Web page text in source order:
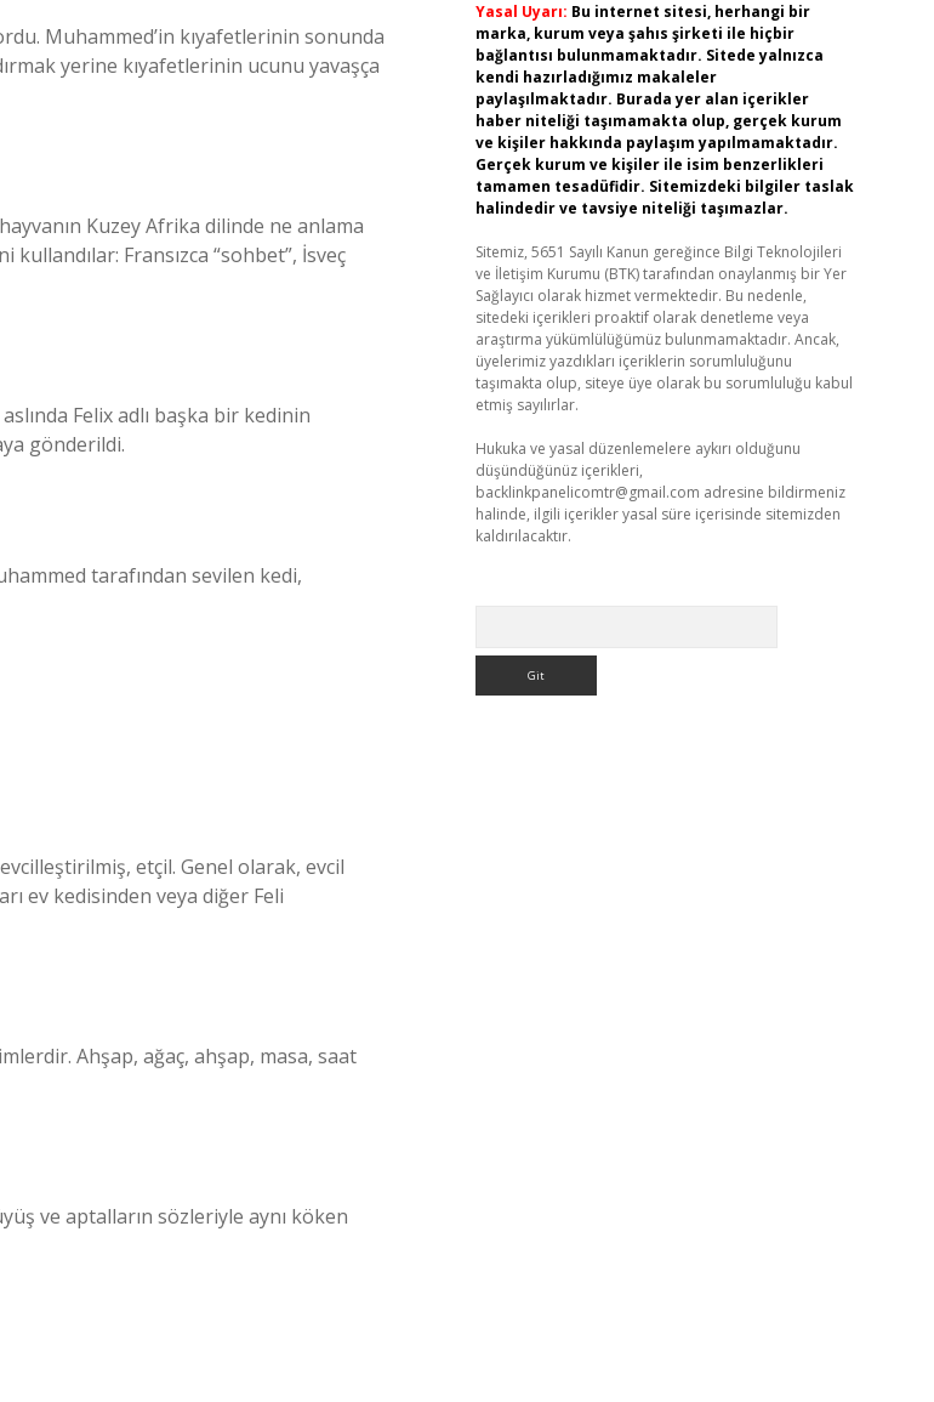
Muhammed’in kıyafetlerinin sonunda
yerine kıyafetlerinin ucunu yavaşça
Kuzey Afrika dilinde ne anlama
Fransızca “sohbet”, İsveç
Felix adlı başka bir kedinin
gönderildi.
tarafından sevilen kedi,
etçil. Genel olarak, evcil
ev kedisinden veya diğer Feli
Ahşap, ağaç, ahşap, masa, saat
Yasal Uyarı: Bu internet sitesi, herhangi bir
marka, kurum veya şahıs şirketi ile hiçbir
bağlantısı bulunmamaktadır. Sitede yalnızca
kendi hazırladığımız makaleler
paylaşılmaktadır. Burada yer alan içerikler
haber niteliği taşımamakta olup, gerçek kurum
ve kişiler hakkında paylaşım yapılmamaktadır.
Gerçek kurum ve kişiler ile isim benzerlikleri
tamamen tesadüfidir. Sitemizdeki bilgiler taslak
halindedir ve tavsiye niteliği taşımazlar.
Sitemiz, 5651 Sayılı Kanun gereğince Bilgi Teknolojileri
ve İletişim Kurumu (BTK) tarafından onaylanmış bir Yer
Sağlayıcı olarak hizmet vermektedir. Bu nedenle,
sitedeki içerikleri proaktif olarak denetleme veya
araştırma yükümlülüğümüz bulunmamaktadır. Ancak,
üyelerimiz yazdıkları içeriklerin sorumluluğunu
taşımakta olup, siteye üye olarak bu sorumluluğu kabul
etmiş sayılırlar.
Hukuka ve yasal düzenlemelere aykırı olduğunu
düşündüğünüz içerikleri,
backlinkpanelicomtr@gmail.com adresine bildirmeniz
halinde, ilgili içerikler yasal süre içerisinde sitemizden
kaldırılacaktır.